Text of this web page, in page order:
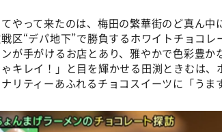
やって来たのは、梅田の繁華街のど真ん
区“デパ地下”で勝負するホワイトチョコ
ンが手がけるお店とあり、雅やかで色彩豊
ゃキレイ！」と目を輝かせる田渕ときむは
ナリティーあふれるチョコスイーツに「うま